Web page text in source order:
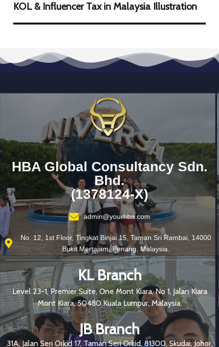
KOL & Influencer Tax in Malaysia Illustration
HBA Global Consultancy Sdn.
Bhd.
(1378124-X)
admin@yourhba.com
No. 12, 1st Floor, Tingkat Binjai 15, Taman Sri Rambai, 14000
Bukit Mertajam, Penang, Malaysia.
KL Branch
Level 23-1, Premier Suite, One Mont Kiara, No 1, Jalan Kiara
Mont Kiara, 50480 Kuala Lumpur, Malaysia.
JB Branch
31A, Jalan Seri Orkid 17, Taman Seri Orkid, 81300, Skudai, Johor,